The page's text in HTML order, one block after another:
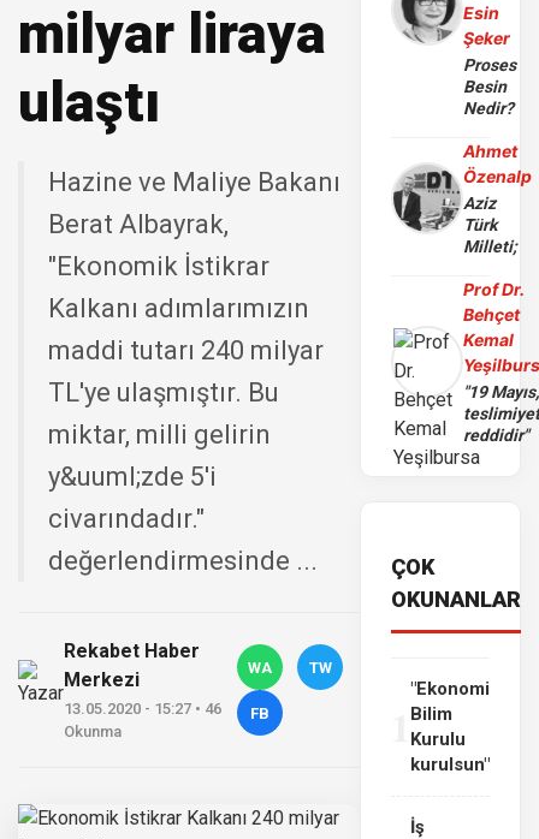
milyar liraya
ulaştı
Hazine ve Maliye Bakanı
Berat Albayrak,
"Ekonomik İstikrar
Kalkanı adımlarımızın
maddi tutarı 240 milyar
TL'ye ulaşmıştır. Bu
miktar, milli gelirin
y&uuml;zde 5'i
civarındadır."
değerlendirmesinde ...
Rekabet Haber
Merkezi
13.05.2020 - 15:27 • 46
Okunma
WA TW
FB
Esin
Şeker
Proses
Besin
Nedir?
Ahmet
Özenalp
Aziz
Türk
Milleti;
Prof Dr.
Behçet
Kemal
"19 Mayıs,
reddidir"
ÇOK
OKUNANLAR
"Ekonomi
Bilim
Kurulu
kurulsun"
İş